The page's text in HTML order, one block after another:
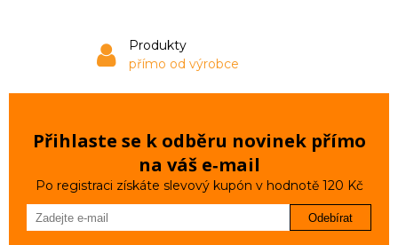
Produkty
přímo od výrobce
Přihlaste se k odběru novinek přímo
na váš e‑mail
Po registraci získáte slevový kupón v hodnotě 120 Kč
Odebírat